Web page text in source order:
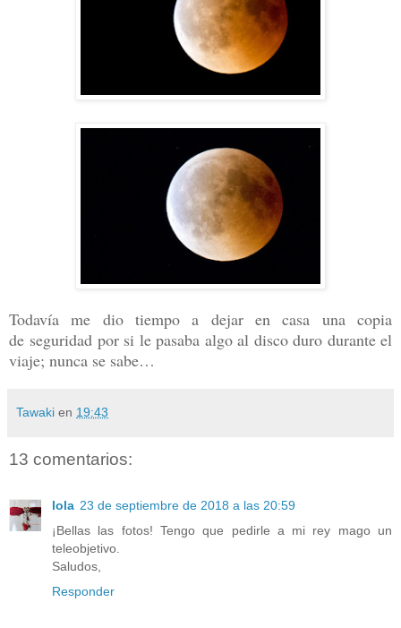
Todavía me dio tiempo a dejar en casa una copia
de seguridad por si le pasaba algo al disco duro durante el
viaje; nunca se sabe…
Tawaki en 19:43
13 comentarios:
lola 23 de septiembre de 2018 a las 20:59
¡Bellas las fotos! Tengo que pedirle a mi rey mago un
teleobjetivo.
Saludos,
Responder